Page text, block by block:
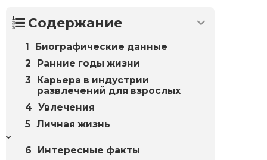
Содержание
Биографические данные
Ранние годы жизни
Карьера в индустрии
развлечений для взрослых
Увлечения
Личная жизнь
Интересные факты